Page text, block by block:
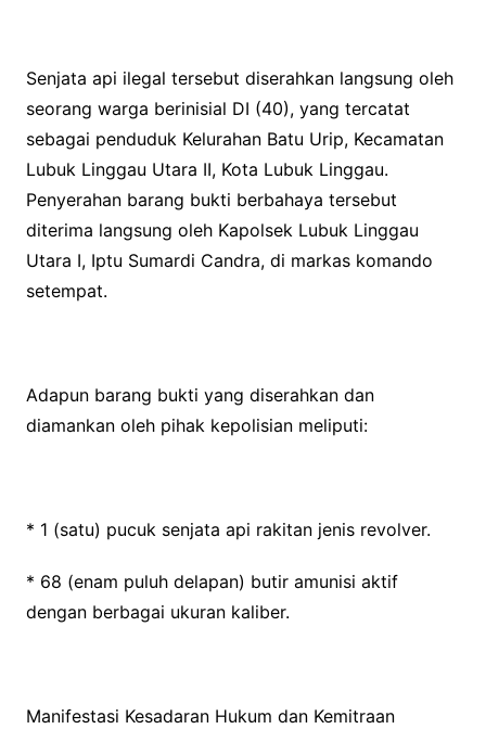
Senjata api ilegal tersebut diserahkan langsung oleh
seorang warga berinisial DI (40), yang tercatat
sebagai penduduk Kelurahan Batu Urip, Kecamatan
Lubuk Linggau Utara II, Kota Lubuk Linggau.
Penyerahan barang bukti berbahaya tersebut
diterima langsung oleh Kapolsek Lubuk Linggau
Utara I, Iptu Sumardi Candra, di markas komando
setempat.
Adapun barang bukti yang diserahkan dan
diamankan oleh pihak kepolisian meliputi:
* 1 (satu) pucuk senjata api rakitan jenis revolver.
* 68 (enam puluh delapan) butir amunisi aktif
dengan berbagai ukuran kaliber.
Manifestasi Kesadaran Hukum dan Kemitraan